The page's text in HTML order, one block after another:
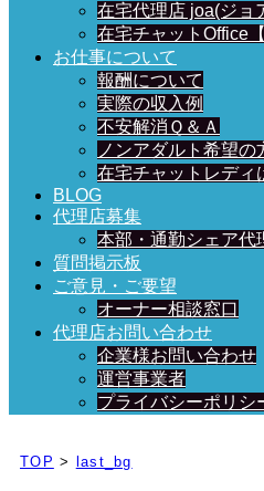
在宅代理店 joa(ジョ
在宅チャットOffice
お仕事について
報酬について
実際の収入例
不安解消Ｑ＆Ａ
ノンアダルト希望の
在宅チャットレディ
BLOG
代理店募集
本部・通勤シェア代
質問掲示板
ご意見・ご要望
オーナー相談窓口
代理店お問い合わせ
企業様お問い合わせ
運営事業者
プライバシーポリシ
TOP > last_bg